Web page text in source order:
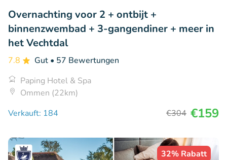
Overnachting voor 2 + ontbijt +
binnenzwembad + 3-gangendiner + meer in
het Vechtdal
7.8 Gut • 57 Bewertungen
Paping Hotel & Spa
Ommen (22km)
Verkauft: 184
€304 €159
32% Rabatt